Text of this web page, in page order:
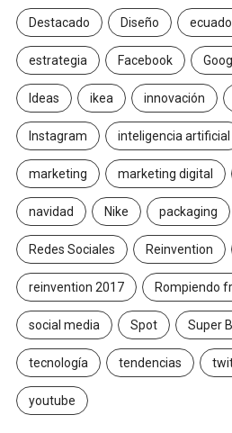
Destacado Diseño
estrategia Facebook
Ideas ikea innovación
Instagram inteligencia artificial
marketing marketing digital
navidad Nike packaging
Redes Sociales Reinvention
reinvention 2017 Rompiendo
social media Spot Super
tecnología tendencias
youtube